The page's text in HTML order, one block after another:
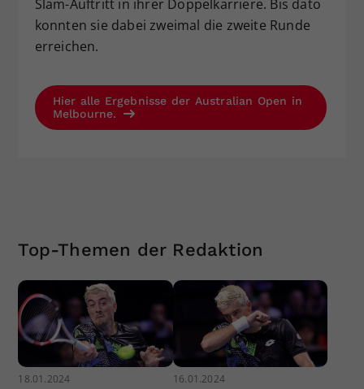
Slam-Auftritt in ihrer Doppelkarriere. Bis dato
konnten sie dabei zweimal die zweite Runde
erreichen.
Hier alle Ergebnisse der Australian Open in
Melbourne.
Top-Themen der Redaktion
18.01.2024 16.01.2024